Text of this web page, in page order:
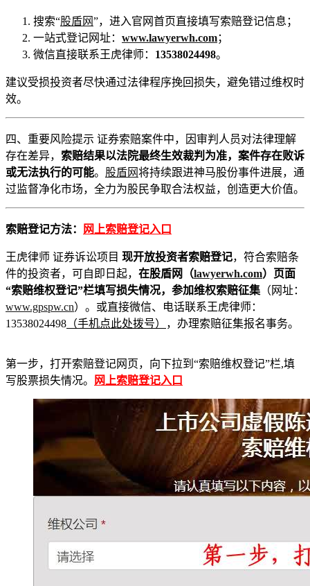
搜索“股盾网”，进入官网首页直接填写索赔登记信息；
一站式登记网址： www.lawyerwh.com；
微信直接联系王虎律师： 13538024498。
建议受损投资者尽快通过法律程序挽回损失，避免错过维权时
效。
四、重要风险提示 证券索赔案件中，因审判人员对法律理解
存在差异， 索赔结果以法院最终生效裁判为准，案件存在败诉
或无法执行的可能。 股盾网将持续跟进神马股份事件进展，通
过监督净化市场，全力为股民争取合法权益，创造更大价值。
索赔登记方法： 网上索赔登记入口
王虎律师 证券诉讼项目 现开放投资者索赔登记，符合索赔条
件的投资者，可自即日起， 在股盾网（lawyerwh.com）页面
“索赔维权登记”栏填写损失情况，参加维权索赔征集 （网址：
www.gpspw.cn）。或直接微信、电话联系王虎律师：
13538024498 （手机点此处拨号） ，办理索赔征集报名事务。
第一步，打开索赔登记网页，向下拉到“索赔维权登记”栏,填
写股票损失情况。
网上索赔登记入口